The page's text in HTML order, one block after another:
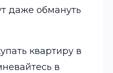
даже обмануть
квартиру в
в